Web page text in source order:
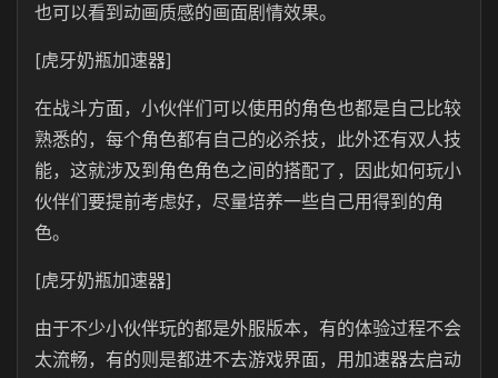
也可以看到动画质感的画面剧情效果。
[虎牙奶瓶加速器]
在战斗方面，小伙伴们可以使用的角色也都是自己比较
熟悉的，每个角色都有自己的必杀技，此外还有双人技
能，这就涉及到角色角色之间的搭配了，因此如何玩小
伙伴们要提前考虑好，尽量培养一些自己用得到的角
色。
[虎牙奶瓶加速器]
由于不少小伙伴玩的都是外服版本，有的体验过程不会
太流畅，有的则是都进不去游戏界面，用加速器去启动